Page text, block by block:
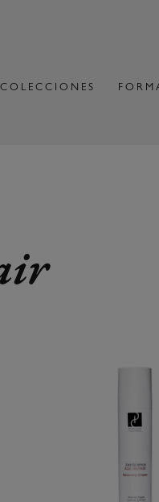
COLECCIONES